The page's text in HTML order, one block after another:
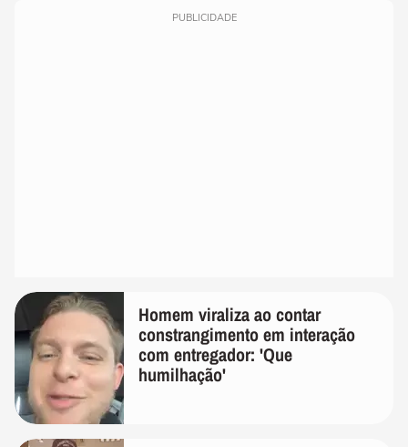
PUBLICIDADE
Homem viraliza ao contar
constrangimento em interação
com entregador: 'Que
humilhação'